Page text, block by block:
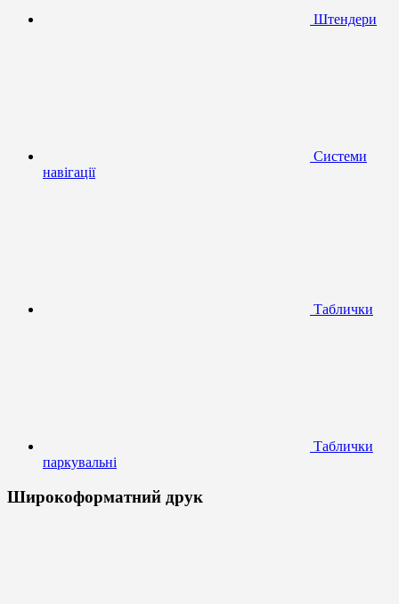
Штендери
Системи
навігації
Таблички
Таблички
паркувальні
Широкоформатний друк